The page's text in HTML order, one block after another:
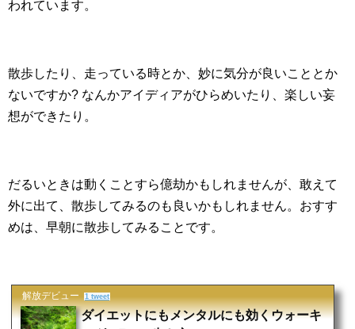
われています。
散歩したり、走っている時とか、妙に気分が良いこととか
ないですか? なんかアイディアがひらめいたり、楽しい妄
想ができたり。
だるいときは動くことすら億劫かもしれませんが、敢えて
外に出て、散歩してみるのも良いかもしれません。おすす
めは、早朝に散歩してみることです。
解放デビュー 1 tweet
ダイエットにもメンタルにも効くウォーキ